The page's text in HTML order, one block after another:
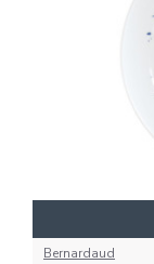
Bernardaud